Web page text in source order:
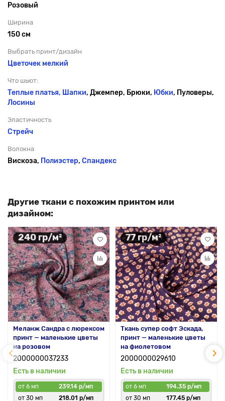
Розовый
Ширина
150 см
Выбрать принт/дизайн
Цветочек мелкий
Что шьют:
Теплые платья, Шапки, Джемпер, Брюки, Юбки, Пуловеры,
Лосины
Эластичность
Стрейч
Волокна
Вискоза, Полиэстер, Спандекс
Другие ткани с похожим принтом или
дизайном:
240 гр/м²
Меланж Сандра с люрексом
принт — маленькие цветы
на розовом
2000000037233
Есть в наличии
от 6 мп
239.14 р/мп
от 30 мп
218.01 р/мп
77 гр/м²
Ткань супер софт Эскада,
принт — маленькие цветы
на фиолетовом
2000000029610
Есть в наличии
от 6 мп
194.35 р/мп
от 30 мп
177.45 р/мп